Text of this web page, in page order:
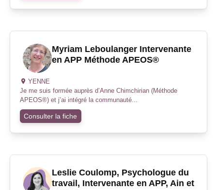
Myriam Leboulanger Intervenante
en APP Méthode APEOS®
YENNE
Je me suis formée auprès d’Anne Chimchirian (Méthode
APEOS®) et j’ai intégré la communauté...
Consulter la fiche
Leslie Coulomp, Psychologue du
travail, Intervenante en APP, Ain et